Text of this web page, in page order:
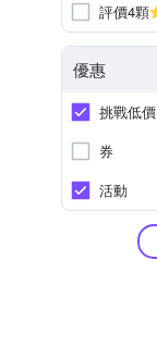
評價4顆
優惠
挑戰低價
券
活動